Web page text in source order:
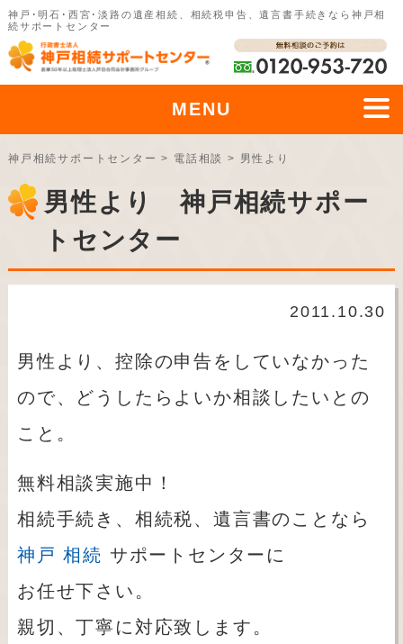
神戸･明石･西宮･淡路の遺産相続、相続税申告、遺言書手続きなら神戸相
続サポートセンター
MENU
神戸相続サポートセンター > 電話相談 > 男性より
男性より 神戸相続サポー
トセンター
2011.10.30
男性より、控除の申告をしていなかった
ので、どうしたらよいか相談したいとの
こと。
無料相談実施中！
相続手続き、相続税、遺言書のことなら
神戸 相続 サポートセンターに
お任せ下さい。
親切、丁寧に対応致します。